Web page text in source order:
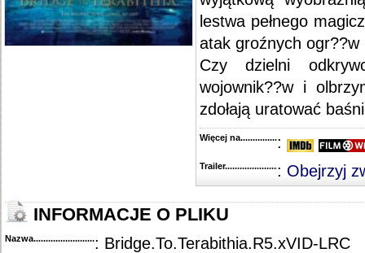
lestwa pełnego
atak groźnych
Czy dzielni
wojownik??w i
zdołają uratować
Więcej na........................................
:
Trailer...........................................
: Obejrzyj
INFORMACJE O PLIKU
Nazwa.............................................: Bridge.To.Terabithia.R5.xVID-LRC